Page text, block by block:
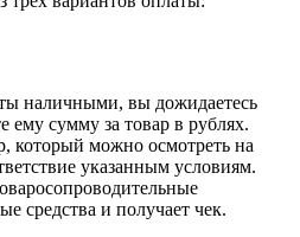
наличными, вы дожидаетесь
ему сумму за товар в рублях.
который можно осмотреть на
указанным условиям.
средства и получает чек.